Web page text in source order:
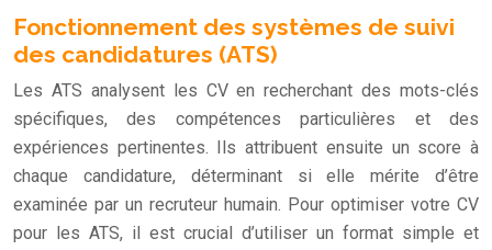
Fonctionnement des systèmes de suivi
des candidatures (ATS)
Les ATS analysent les CV en recherchant des mots-clés
spécifiques, des compétences particulières et des
expériences pertinentes. Ils attribuent ensuite un score à
chaque candidature, déterminant si elle mérite d’être
examinée par un recruteur humain. Pour optimiser votre CV
pour les ATS, il est crucial d’utiliser un format simple et